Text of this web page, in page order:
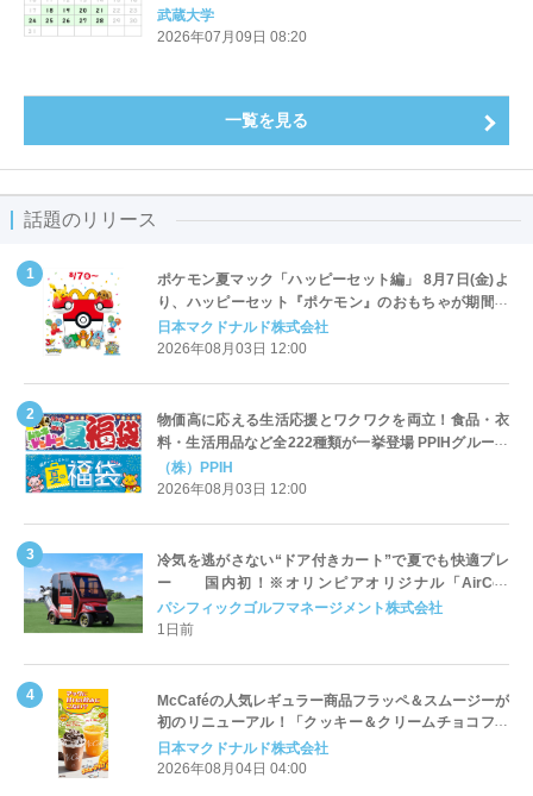
るチャンス —
武蔵大学
2026年07月09日 08:20
一覧を見る
話題のリリース
ポケモン夏マック「ハッピーセット編」 8月7日(金)よ
り、ハッピーセット『ポケモン』のおもちゃが期間限
定登場
日本マクドナルド株式会社
2026年08月03日 12:00
物価高に応える生活応援とワクワクを両立！食品・衣
料・生活用品など全222種類が一挙登場 PPIHグループ
「夏福袋」＆セール 8月6日(木)より順次スタート
（株）PPIH
2026年08月03日 12:00
冷気を逃がさない“ドア付きカート”で夏でも快適プレ
ー 国内初！※オリンピアオリジナル「AirCon
Cart（エアコンカート）」導入 | ＰＧＭ
パシフィックゴルフマネージメント株式会社
1日前
McCaféの人気レギュラー商品フラッペ＆スムージーが
初のリニューアル！「クッキー＆クリームチョコフラ
ッペ」「マンゴースムージー」8月5日（水）から販売
開始
日本マクドナルド株式会社
2026年08月04日 04:00